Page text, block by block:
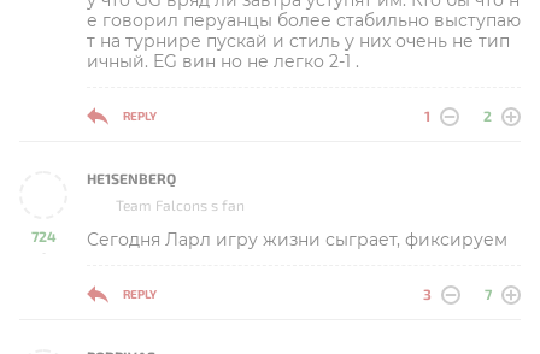
е говорил перуанцы более стабильно выступаю
т на турнире пускай и стиль у них очень не тип
ичный. EG вин но не легко 2-1 .
REPLY 1 2
724
-
HE1SENBERQ
Team Falcons s fan
Сегодня Ларл игру жизни сыграет, фиксируем
REPLY 3 7